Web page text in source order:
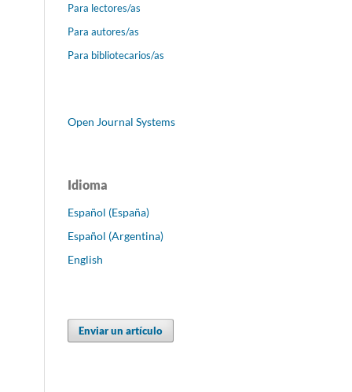
Para lectores/as
Para autores/as
Para bibliotecarios/as
Open Journal Systems
Idioma
Español (España)
Español (Argentina)
English
Enviar un artículo